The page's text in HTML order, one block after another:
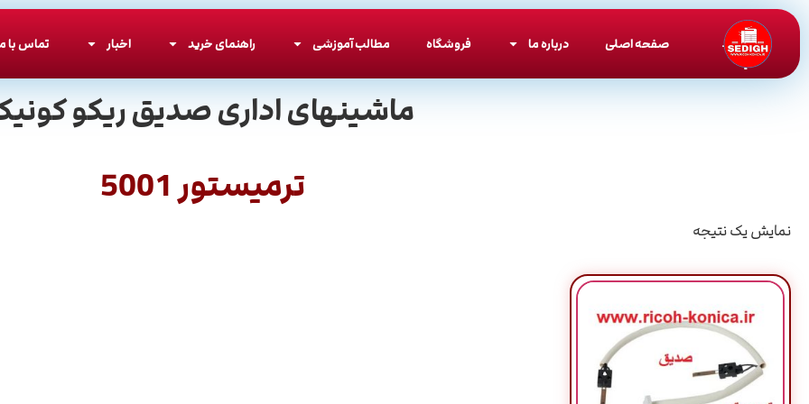
صفحه اصلی درباره ما فروشگاه مطالب آموزشی راهنمای خرید اخبار تماس با
ماشینهای اداری صدیق ریکو
ترمیستور 5001
نمایش یک نتیجه